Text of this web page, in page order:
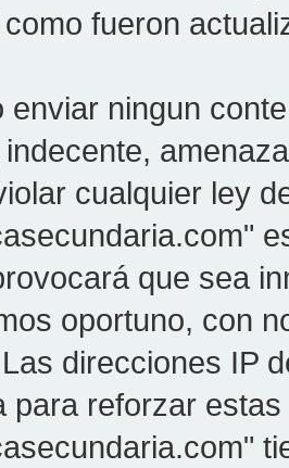
fueron
ningun
cualquier ley
que sea
oportuno, con
direcciones IP
para reforzar